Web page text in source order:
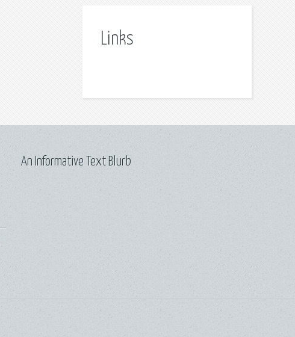
Links
An Informative Text Blurb